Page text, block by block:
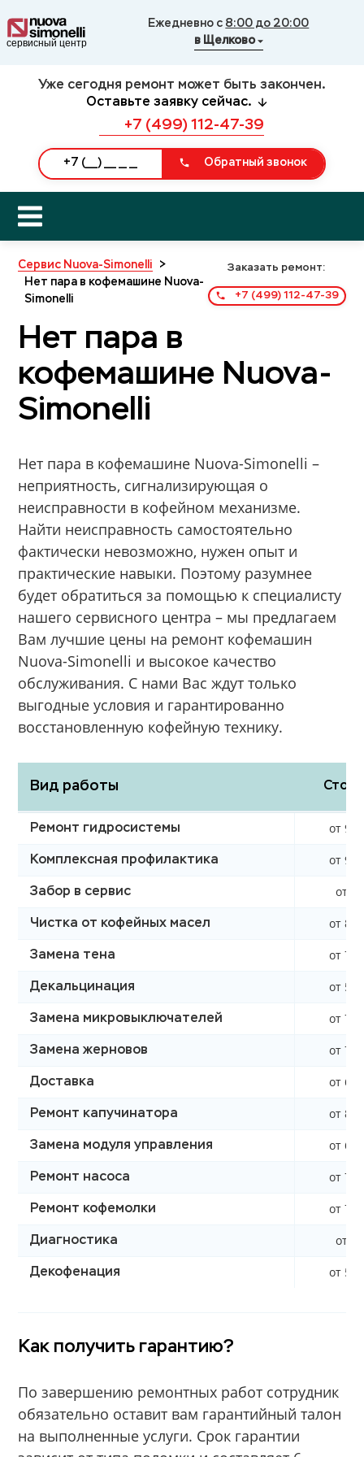
Ежедневно с 8:00 до 20:00
в Щелково
Уже сегодня ремонт может быть закончен.
Оставьте заявку сейчас.
+7 (499) 112-47-39
Обратный звонок
Сервис Nuova-Simonelli
>
Нет пара в кофемашине Nuova-
Simonelli
Заказать ремонт:
+7 (499) 112-47-39
Нет пара в
кофемашине Nuova-
Simonelli
Нет пара в кофемашине Nuova-Simonelli –
неприятность, сигнализирующая о
неисправности в кофейном механизме.
Найти неисправность самостоятельно
фактически невозможно, нужен опыт и
практические навыки. Поэтому разумнее
будет обратиться за помощью к специалисту
нашего сервисного центра – мы предлагаем
Вам лучшие цены на ремонт кофемашин
Nuova-Simonelli и высокое качество
обслуживания. С нами Вас ждут только
выгодные условия и гарантированно
восстановленную кофейную технику.
Вид работы
Ремонт гидросистемы от
Комплексная профилактика от
Забор в сервис от 0
Чистка от кофейных масел от
Замена тена от
Декальцинация от
Замена микровыключателей от
Замена жерновов от
Доставка от
Ремонт капучинатора от
Замена модуля управления от
Ремонт насоса от
Ремонт кофемолки от
Диагностика от 0
Декофенация от
Как получить гарантию?
По завершению ремонтных работ сотрудник
обязательно оставит вам гарантийный талон
на выполненные услуги. Срок гарантии